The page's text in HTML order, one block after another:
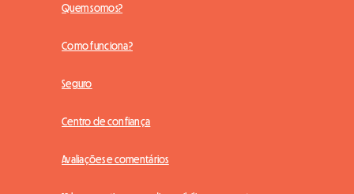
Quem somos?
Como funciona?
Seguro
Centro de confiança
Avaliações e comentários